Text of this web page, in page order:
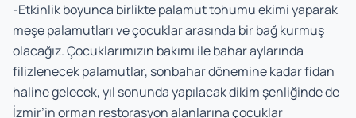
-Etkinlik boyunca birlikte palamut tohumu ekimi yaparak
meşe palamutları ve çocuklar arasında bir bağ kurmuş
olacağız. Çocuklarımızın bakımı ile bahar aylarında
filizlenecek palamutlar, sonbahar dönemine kadar fidan
haline gelecek, yıl sonunda yapılacak dikim şenliğinde de
İzmir’in orman restorasyon alanlarına çocuklar